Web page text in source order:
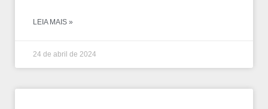
LEIA MAIS »
24 de abril de 2024